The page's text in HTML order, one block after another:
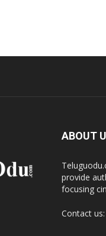
ABOUT
provide
focusing
Contact us: